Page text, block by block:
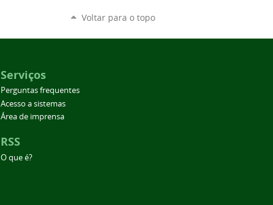
Voltar para o topo
Serviços
Perguntas frequentes
Acesso a sistemas
Área de imprensa
RSS
O que é?